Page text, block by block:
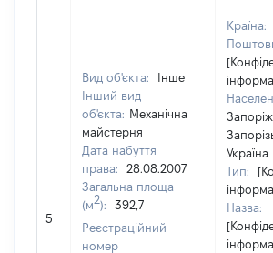
5
Вид об'єкта:
Інше
Інший вид
об'єкта: Механічна
майстерня
Дата набуття
права:
28.08.2007
Загальна площа
(м2):
392,7
Реєстраційний
номер
Країна:
Україна
Тип:
Назва: